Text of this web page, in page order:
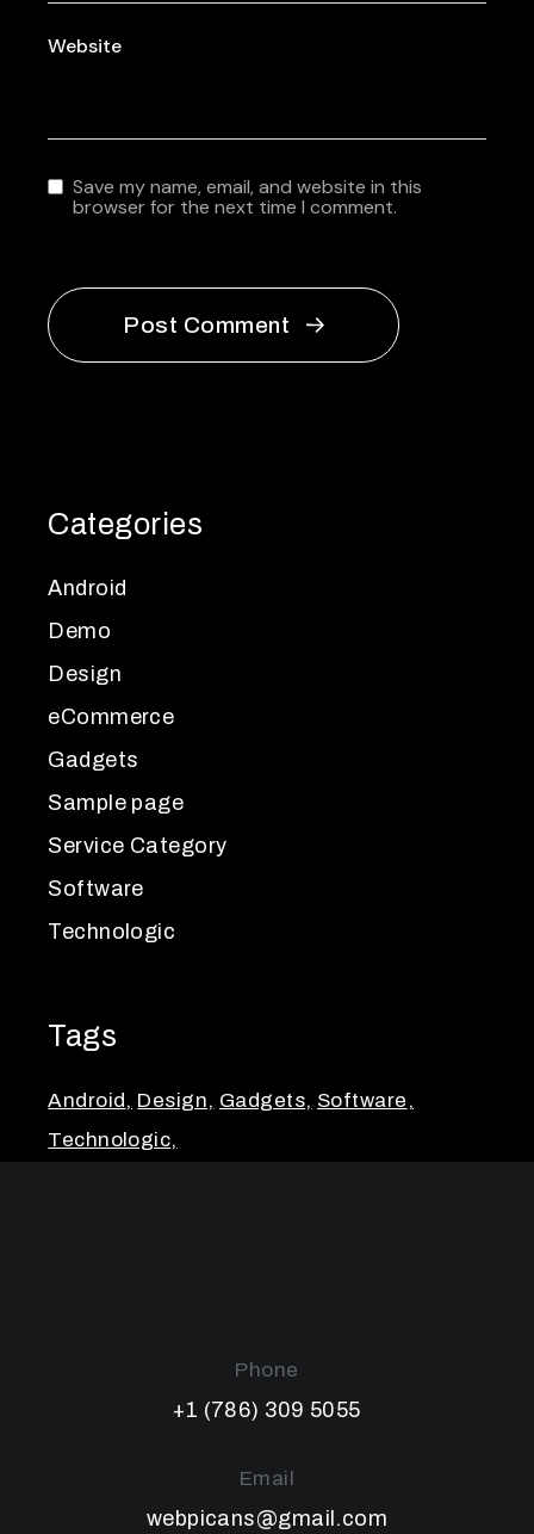
Website
Save my name, email, and website in this
browser for the next time I comment.
Post Comment
Categories
Android
Demo
Design
eCommerce
Gadgets
Sample page
Service Category
Software
Technologic
Tags
Android Design Gadgets Software
Technologic
Phone
+1 (786) 309 5055
Email
webpicans@gmail.com